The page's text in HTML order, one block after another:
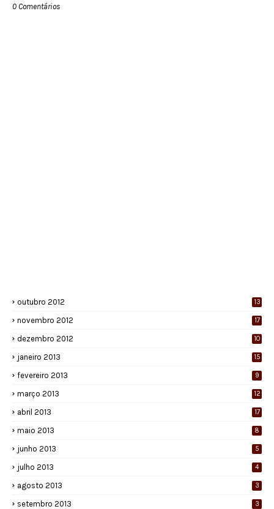
0 Comentários
outubro 2012 13
novembro 2012 17
dezembro 2012 10
janeiro 2013 15
fevereiro 2013 9
março 2013 12
abril 2013 17
maio 2013 8
junho 2013 5
julho 2013 4
agosto 2013 3
setembro 2013 3